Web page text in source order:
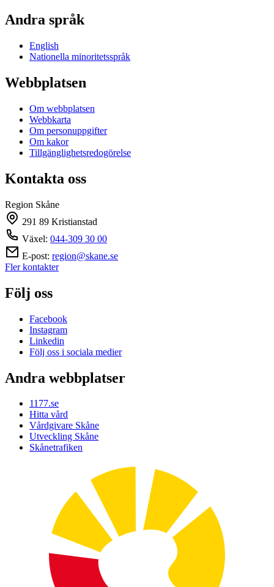
Andra språk
English
Nationella minoritetsspråk
Webbplatsen
Om webbplatsen
Webbkarta
Om personuppgifter
Om kakor
Tillgänglighetsredogörelse
Kontakta oss
Region Skåne
291 89 Kristianstad
Växel: 044-309 30 00
E-post: region@skane.se
Fler kontakter
Följ oss
Facebook
Instagram
Linkedin
Följ oss i sociala medier
Andra webbplatser
1177.se
Hitta vård
Vårdgivare Skåne
Utveckling Skåne
Skånetrafiken